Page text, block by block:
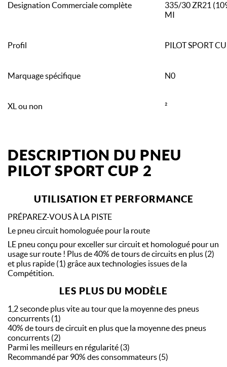
Designation Commerciale complète
335/30 ZR21
MI
Profil PILOT SPORT
Marquage spécifique N0
XL ou non ²
DESCRIPTION DU PNEU
PILOT SPORT CUP 2
UTILISATION ET PERFORMANCE
PRÉPAREZ-VOUS À LA PISTE
Le pneu circuit homologuée pour la route
LE pneu conçu pour exceller sur circuit et homologué pour un
usage sur route ! Plus de 40% de tours de circuits en plus (2)
et plus rapide (1) grâce aux technologies issues de la
Compétition.
LES PLUS DU MODÈLE
1,2 seconde plus vite au tour que la moyenne des pneus
concurrents (1)
40% de tours de circuit en plus que la moyenne des pneus
concurrents (2)
Parmi les meilleurs en régularité (3)
Recommandé par 90% des consommateurs (5)